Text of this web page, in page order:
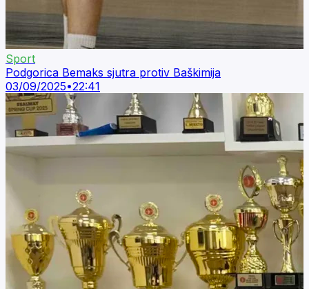
Sport
Podgorica Bemaks sjutra protiv Baškimija
03/09/2025•22:41